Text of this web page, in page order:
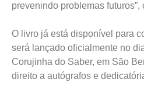
prevenindo problemas futuros”,
O livro já está disponível para
será lançado oficialmente no
Corujinha do Saber, em São
direito a autógrafos e